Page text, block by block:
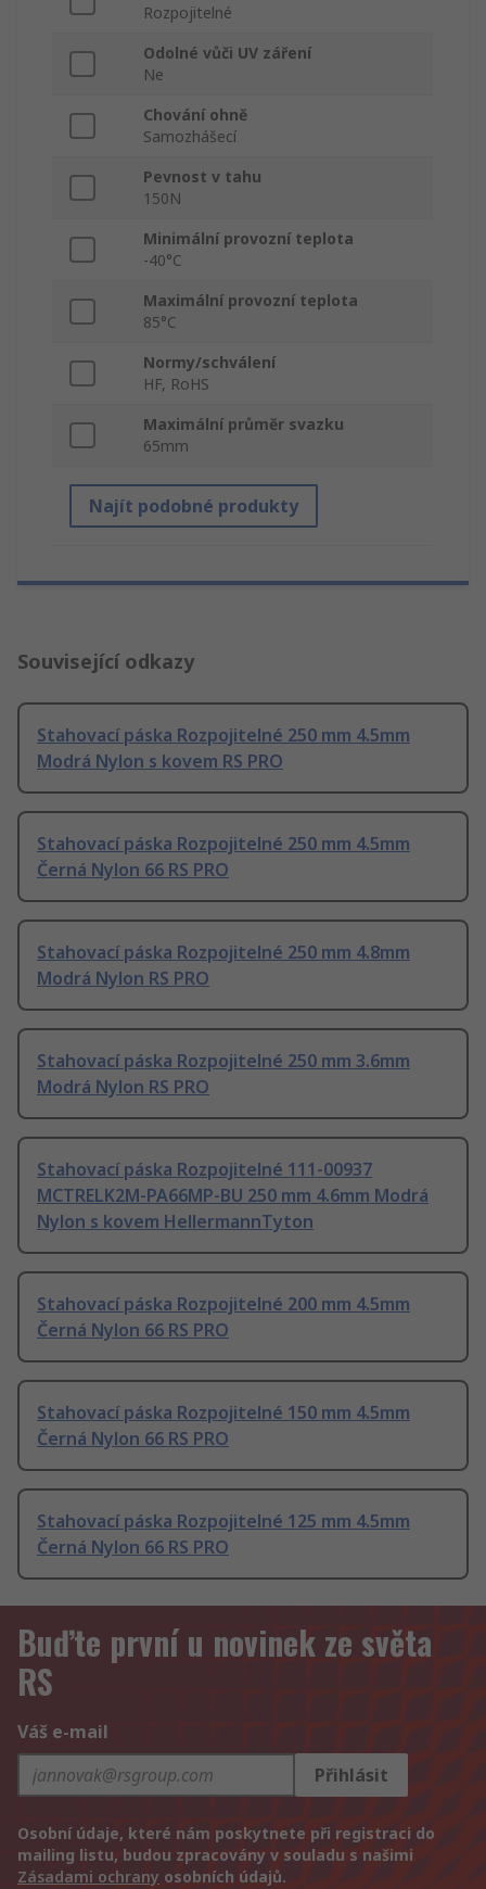
Rozpojitelné
Odolné vůči UV záření
Ne
Chování ohně
Samozhášecí
Pevnost v tahu
150N
Minimální provozní teplota
-40°C
Maximální provozní teplota
85°C
Normy/schválení
HF, RoHS
Maximální průměr svazku
65mm
Najít podobné produkty
Související odkazy
Stahovací páska Rozpojitelné 250 mm 4.5mm
Modrá Nylon s kovem RS PRO
Stahovací páska Rozpojitelné 250 mm 4.5mm
Černá Nylon 66 RS PRO
Stahovací páska Rozpojitelné 250 mm 4.8mm
Modrá Nylon RS PRO
Stahovací páska Rozpojitelné 250 mm 3.6mm
Modrá Nylon RS PRO
Stahovací páska Rozpojitelné 111-00937
MCTRELK2M-PA66MP-BU 250 mm 4.6mm Modrá
Nylon s kovem HellermannTyton
Stahovací páska Rozpojitelné 200 mm 4.5mm
Černá Nylon 66 RS PRO
Stahovací páska Rozpojitelné 150 mm 4.5mm
Černá Nylon 66 RS PRO
Stahovací páska Rozpojitelné 125 mm 4.5mm
Černá Nylon 66 RS PRO
Buďte první u novinek ze světa
RS
Váš e-mail
Přihlásit
Osobní údaje, které nám poskytnete při registraci do
mailing listu, budou zpracovány v souladu s našimi
Zásadami ochrany osobních údajů.